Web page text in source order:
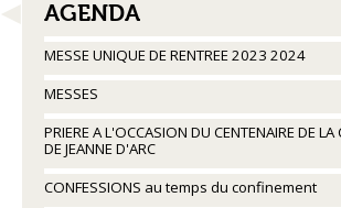
NAVIGATION
AGENDA
MESSE UNIQUE DE RENTREE 2023 2024
MESSES
PRIERE A L'OCCASION DU CENTENAIRE DE
DE JEANNE D'ARC
CONFESSIONS au temps du confinement